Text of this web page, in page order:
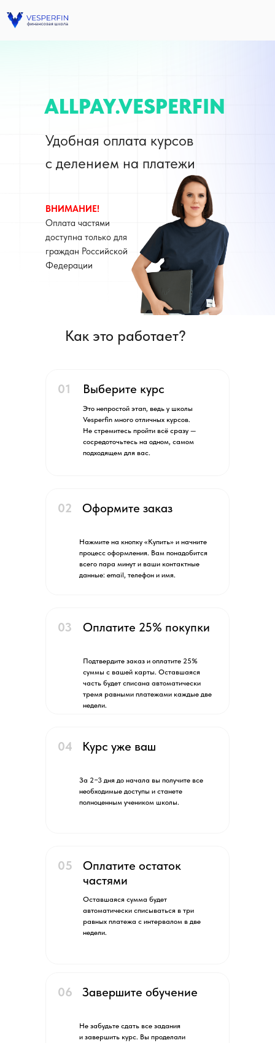
ALLPAY.VESPERFIN
Удобная оплата курсов
с делением на платежи
ВНИМАНИЕ!
Оплата частями
доступна только для
граждан Российской
Федерации
Как это работает?
01 Выберите курс
Это непростой этап, ведь у школы
Vesperfin много отличных курсов.
Не стремитесь пройти всё сразу —
сосредоточьтесь на одном, самом
подходящем для вас.
02 Оформите заказ
Нажмите на кнопку «Купить» и начните
процесс оформления. Вам понадобится
всего пара минут и ваши контактные
данные: email, телефон и имя.
03 Оплатите 25% покупки
Подтвердите заказ и оплатите 25%
суммы с вашей карты. Оставшаяся
часть будет списана автоматически
тремя равными платежами каждые две
недели.
04 Курс уже ваш
За 2−3 дня до начала вы получите все
необходимые доступы и станете
полноценным учеником школы.
05
Оплатите остаток
частями
Оставшаяся сумма будет
автоматически списываться в три
равных платежа с интервалом в две
недели.
06 Завершите обучение
Не забудьте сдать все задания
и завершить курс. Вы проделали